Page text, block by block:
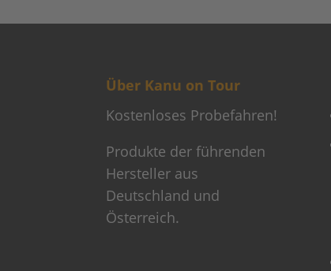
Über Kanu on Tour
Kostenloses Probefahren!
Produkte der führenden
Hersteller aus
Deutschland und
Österreich.